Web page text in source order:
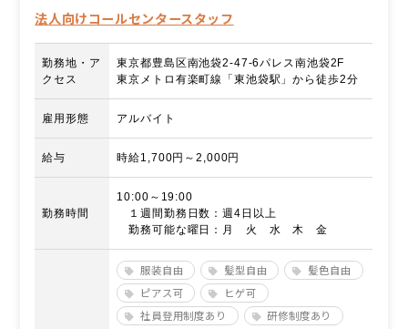
法人向けコールセンタースタッフ
勤務地・ア
クセス
東京都豊島区南池袋2-47-6パレス南池袋2F
東京メトロ有楽町線「東池袋駅」から徒歩2分
雇用形態 アルバイト
給与 時給1,700円～2,000円
勤務時間
10:00～19:00
１週間勤務日数：週4日以上
勤務可能な曜日：月 火 水 木 金
服装自由 髪型自由
髪色自由
ピアス可
ヒゲ可
社員登用制度あり
研修制度あり